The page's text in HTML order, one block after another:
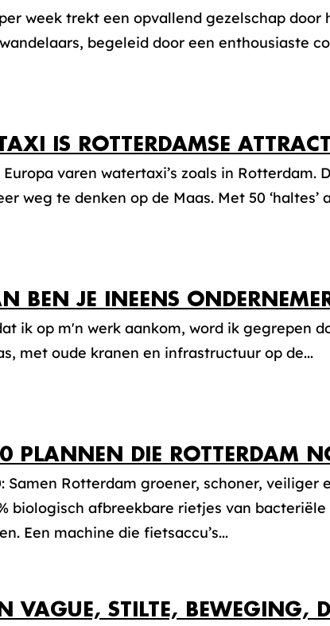
week trekt een opvallend gezelschap door
begeleid door een enthousiaste
IS ROTTERDAMSE
varen watertaxi’s zoals in Rotterdam.
weg te denken op de Maas. Met 50 ‘haltes’
BEN JE INEENS
ik op m'n werk aankom, word ik gegrepen
met oude kranen en infrastructuur op de...
PLANNEN DIE ROTTERDAM
Samen Rotterdam groener, schoner, veiliger
biologisch afbreekbare rietjes van
Een machine die fietsaccu’s...
VAGUE, STILTE, BEWEGING,